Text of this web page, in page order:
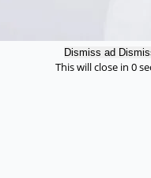
Dismiss ad
This will close in 0